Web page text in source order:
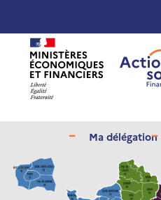
Ma délégation